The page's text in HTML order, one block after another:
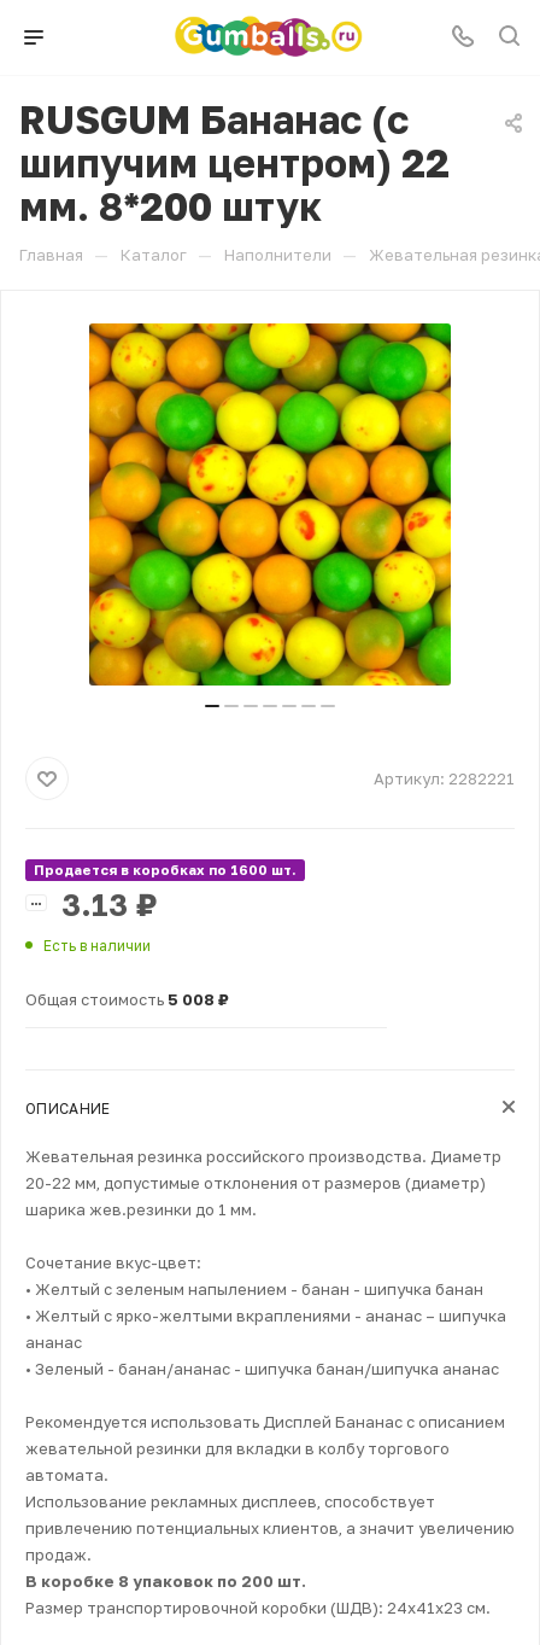
RUSGUM Бананас (с
шипучим центром) 22
мм. 8*200 штук
Главная — Каталог — Наполнители — Жевательная
Артикул: 2282221
Продается в коробках по 1600 шт.
3.13 ₽
Есть в наличии
Общая стоимость 5 008 ₽
ОПИСАНИЕ
Жевательная резинка российского производства. Диаметр
20-22 мм, допустимые отклонения от размеров (диаметр)
шарика жев.резинки до 1 мм.
Сочетание вкус-цвет:
• Желтый с зеленым напылением - банан - шипучка банан
• Желтый с ярко-желтыми вкраплениями - ананас – шипучка
ананас
• Зеленый - банан/ананас - шипучка банан/шипучка ананас
Рекомендуется использовать Дисплей Бананас с описанием
жевательной резинки для вкладки в колбу торгового
автомата.
Использование рекламных дисплеев, способствует
привлечению потенциальных клиентов, а значит увеличению
продаж.
В коробке 8 упаковок по 200 шт.
Размер транспортировочной коробки (ШДВ): 24х41х23 см.